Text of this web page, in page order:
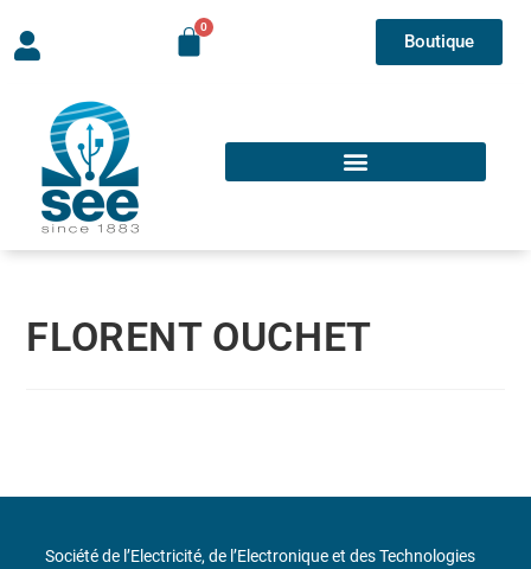
Boutique
FLORENT OUCHET
Société de l’Electricité, de l’Electronique et des Technologies